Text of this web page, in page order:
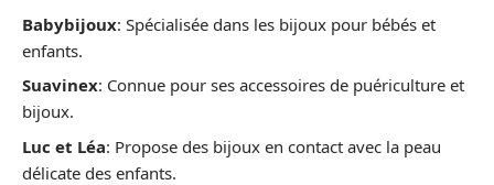
Babybijoux: Spécialisée dans les bijoux pour bébés et
enfants.
Suavinex: Connue pour ses accessoires de puériculture et
bijoux.
Luc et Léa: Propose des bijoux en contact avec la peau
délicate des enfants.